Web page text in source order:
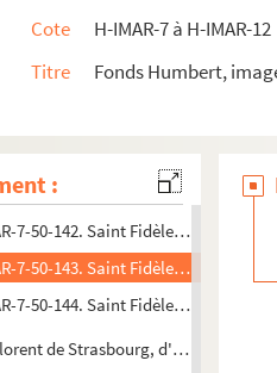
Cote
H-IMAR-7 à H-IMAR-12
Titre
Fonds Humbert,
:
de Sigmaringen
7-50-140. Saint Fidèle de
7-50-141. Saint Fidèle de
7-50-142. Saint Fidèle de
7-50-143. Saint Fidèle de
7-50-144. Saint Fidèle de
de Strasbourg, d'Anjou